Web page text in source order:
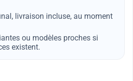
livraison incluse, au moment
ou modèles proches si
existent.